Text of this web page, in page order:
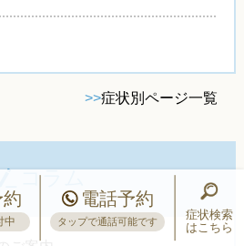
>>症状別ページ一覧
コラム
中
電話予約
タップで通話可能です
症状検索
はこちら